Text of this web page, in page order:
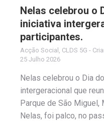
Nelas celebrou o
iniciativa
participantes.
Acção Social , CLDS 5G -
25 Julho 2026
Nelas celebrou o Dia
intergeracional que
Parque de São Miguel,
Nelas, foi palco, no